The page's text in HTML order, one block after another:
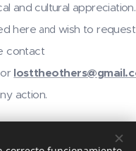
and cultural
here and wish to
contact
or
action.
on